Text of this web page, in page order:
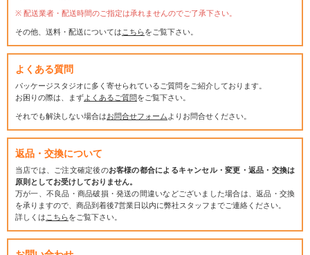
配送業者・配送時間のご指定は承れませんのでご了承下さい。
その他、送料・配送については こちらをご覧下さい。
よくある質問
パッケージスタジオに多く寄せられているご質問をご紹介しております。
お困りの際は、まずよくあるご質問をご覧下さい。
それでも解決しない場合はお問合せフォーム よりお問合せください。
返品・交換について
当店では、ご注文確定後のお客様の都合によるキャンセル・変更・返品・交換は
原則としてお受けしておりません。
万が一、不良品・商品破損・発送の間違いなどございました場合は、返品・交換
を承りますので、商品到着後7営業日以内に弊社スタッフまでご連絡ください。
詳しくは こちらをご覧下さい。